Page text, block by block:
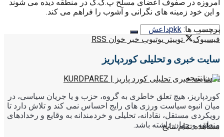
بدون نتیجه
مشاهده تمام نتایج
امروزه در صفوف اعضای مسلح پ.ک.ک در منطقه دیده می شوند
و این خود زمینه های نگرانی و آشوب را فراهم می کند.
برچسب ها: pkkداعش
فیسبوک
توییتر یوتیوب خبر خوان RSS
سایت خبری و تحلیلی کوردپاریز
کوردپاریز، هیچ تعلق خاطری به گروه، حزب و یا جریان سیاسی، در
میان انبوه سیاست ورزی های رایج احساس نمی کند و تلاش دارد تا
رویکردی مستقل، نقادانه، تحلیلی و خردمندانه به وقایع و رخدادهای
منطقه و جهان داشته باشد.